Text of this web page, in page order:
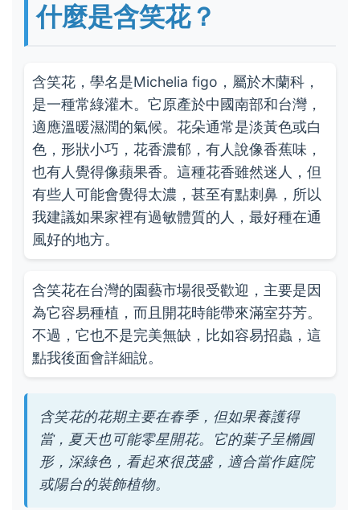
什麼是含笑花？
含笑花，學名是Michelia figo，屬於木蘭科，
是一種常綠灌木。它原產於中國南部和台灣，
適應溫暖濕潤的氣候。花朵通常是淡黃色或白
色，形狀小巧，花香濃郁，有人說像香蕉味，
也有人覺得像蘋果香。這種花香雖然迷人，但
有些人可能會覺得太濃，甚至有點刺鼻，所以
我建議如果家裡有過敏體質的人，最好種在通
風好的地方。
含笑花在台灣的園藝市場很受歡迎，主要是因
為它容易種植，而且開花時能帶來滿室芬芳。
不過，它也不是完美無缺，比如容易招蟲，這
點我後面會詳細說。
含笑花的花期主要在春季，但如果養護得
當，夏天也可能零星開花。它的葉子呈橢圓
形，深綠色，看起來很茂盛，適合當作庭院
或陽台的裝飾植物。